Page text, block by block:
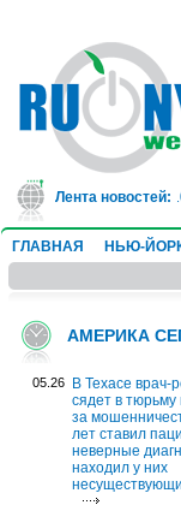
Лента новостей:
сядет в тюрьму на
ГЛАВНАЯ НЬЮ-
АМЕРИКА
05.26
В Техасе врач-
сядет в тюрьму
за
лет ставил
неверные
находил у них